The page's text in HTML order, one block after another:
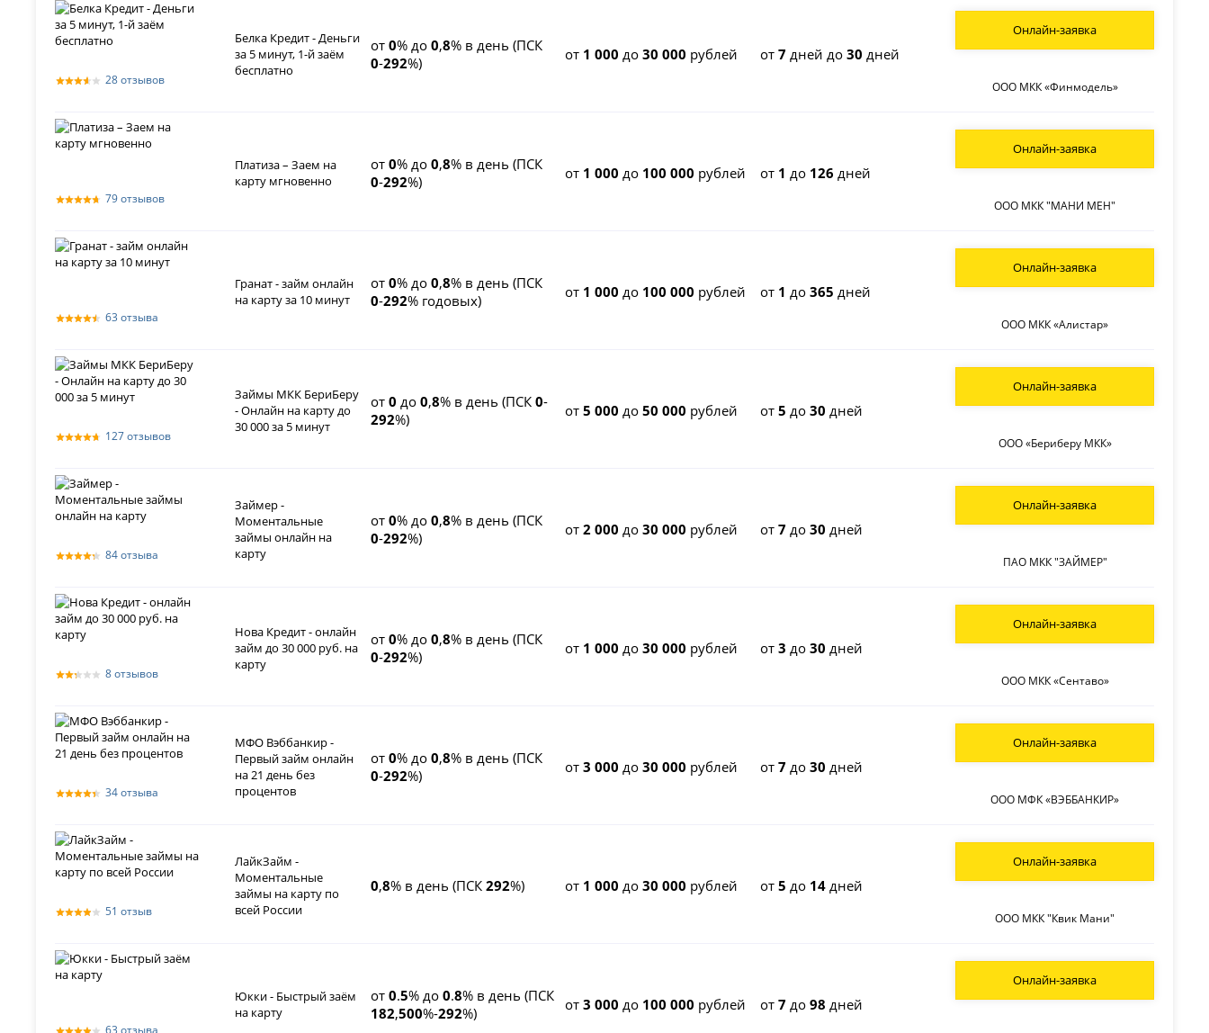
28 отзывов
Белка Кредит - Деньги
за 5 минут, 1-й заём
бесплатно
от 0% до 0,8% в день (ПСК
0-292%) от 1 000 до30 000 рублей от7 дней до30 дней
ООО МКК «Финмодель»
Онлайн-заявка
79 отзывов
Платиза – Заем на
карту мгновенно
от 0% до 0,8% в день (ПСК
0-292%) от 1 000 до 100 000 рублей от 1 до 126 дней
ООО МКК "МАНИ МЕН"
Онлайн-заявка
63 отзыва
Гранат - займ онлайн
на карту за 10 минут
от 0% до 0,8% в день (ПСК
0-292% годовых) от 1 000 до 100 000 рублей от 1 до365 дней
ООО МКК «Алистар»
Онлайн-заявка
127 отзывов
Займы МКК БериБеру
- Онлайн на карту до
30 000 за 5 минут
от 0 до 0,8% в день (ПСК 0-
292%) от5 000 до50 000 рублей от5 до30 дней
ООО «Бериберу МКК»
Онлайн-заявка
84 отзыва
Займер -
Моментальные
займы онлайн на
карту
от 0% до 0,8% в день (ПСК
0-292%) от2 000 до30 000 рублей от7 до30 дней
ПАО МКК "ЗАЙМЕР"
Онлайн-заявка
8 отзывов
Нова Кредит - онлайн
займ до 30 000 руб. на
карту
от 0% до 0,8% в день (ПСК
0-292%) от 1 000 до30 000 рублей от3 до30 дней
ООО МКК «Сентаво»
Онлайн-заявка
34 отзыва
МФО Вэббанкир -
Первый займ онлайн
на 21 день без
процентов
от 0% до 0,8% в день (ПСК
0-292%) от3 000 до30 000 рублей от7 до30 дней
ООО МФК «ВЭББАНКИР»
Онлайн-заявка
51 отзыв
ЛайкЗайм -
Моментальные
займы на карту по
всей России
0,8% в день (ПСК 292%) от 1 000 до30 000 рублей от5 до 14 дней
ООО МКК "Квик Мани"
Онлайн-заявка
63 отзыва
Юкки - Быстрый заём
на карту
от 0.5% до 0.8% в день (ПСК
182,500%-292%) от3 000 до 100 000 рублей от7 до98 дней
Онлайн-заявка